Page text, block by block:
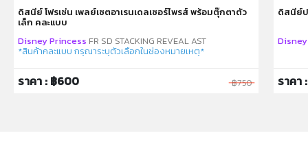
ดิสนีย์ โฟรเซ่น เพลย์เซตอาเรนเดลเซอร์ไพรส์ พร้อมตุ๊กตาตัว
เล็ก คละแบบ
Disney Princess FR SD STACKING REVEAL AST
*สินค้าคละแบบ กรุณาระบุตัวเลือกในช่องหมายเหตุ*
ราคา : ฿600 ฿750
ดิสนีย์ป
ราคา